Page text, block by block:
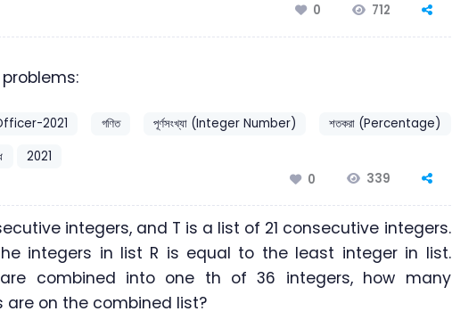
0
712
2021 গণিত পূর্ণসংখ্যা (Integer Number)
শতকরা (Percentage)
2021
0
339
integers, and T is a list of 21 consecutive integers.
integers in list R is equal to the least integer in list.
combined into one th of 36 integers, how many
on the combined list?